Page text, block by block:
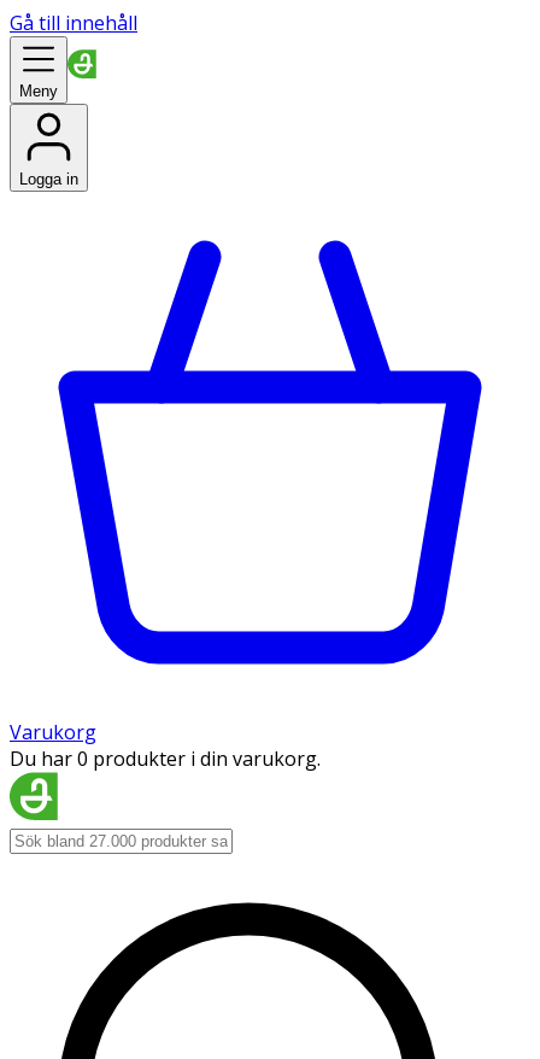
Gå till innehåll
Meny
Logga in
Varukorg
Du har 0 produkter i din varukorg.